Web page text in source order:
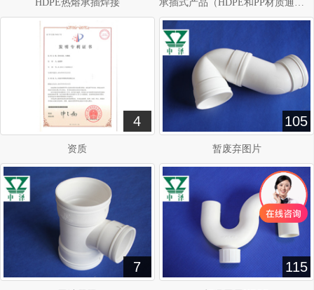
HDPE热熔承插焊接 承插式产品（HDPE和PP材质通用）
4
资质
105
暂废弃图片
7 115